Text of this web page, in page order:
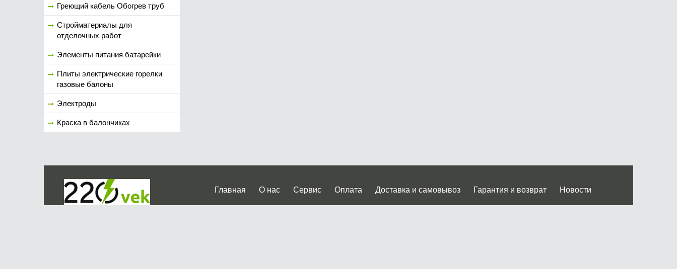
Греющий кабель Обогрев труб
Стройматериалы для
отделочных работ
Элементы питания батарейки
Плиты электрические горелки
газовые балоны
Электроды
Краска в балончиках
Главная О нас Сервис Оплата Доставка и самовывоз Гарантия и возврат Новости